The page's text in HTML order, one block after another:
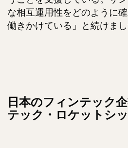
な相互運用性をどのように
働きかけている」と続けまし
日本のフィンテック企
テック・ロケットシ